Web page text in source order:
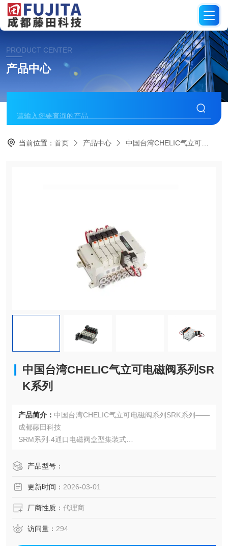
PRODUCT CENTER
产品中心
当前位置：首页 产品中心 中国台湾CHELIC气立可
中国台湾CHELIC气立可电磁阀系列SR
K系列
产品简介： 中国台湾CHELIC气立可电磁阀系列SRK系列——
成都藤田科技
SRM系列-4通口电磁阀盒型集装式
1.弹性扩充： 模块化集装设计，多达12连。
3.远程监控： LCD数字显示，模拟输出。
产品型号：
更新时间： 2026-03-01
厂商性质： 代理商
访问量： 294